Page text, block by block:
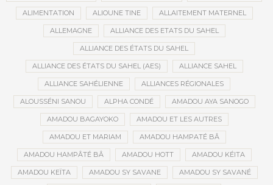
ALIMENTATION ALIOUNE TINE ALLAITEMENT MATERNEL
ALLEMAGNE ALLIANCE DES ETATS DU SAHEL
ALLIANCE DES ÉTATS DU SAHEL
ALLIANCE DES ÉTATS DU SAHEL (AES) ALLIANCE SAHEL
ALLIANCE SAHÉLIENNE ALLIANCES RÉGIONALES
ALOUSSÉNI SANOU ALPHA CONDÉ AMADOU AYA SANOGO
AMADOU BAGAYOKO AMADOU ET LES AUTRES
AMADOU ET MARIAM AMADOU HAMPATÉ BÂ
AMADOU HAMPÂTÉ BÂ AMADOU HOTT AMADOU KÉITA
AMADOU KEÏTA AMADOU SY SAVANE AMADOU SY SAVANÉ